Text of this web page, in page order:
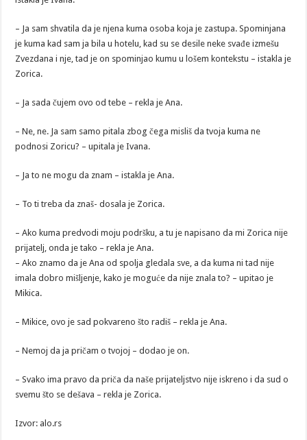
– Ja sam shvatila da je njena kuma osoba koja je zastupa. Spominjana
je kuma kad sam ja bila u hotelu, kad su se desile neke svađe izmešu
Zvezdana i nje, tad je on spominjao kumu u lošem kontekstu – istakla je
Zorica.
– Ja sada čujem ovo od tebe – rekla je Ana.
– Ne, ne. Ja sam samo pitala zbog čega misliš da tvoja kuma ne
podnosi Zoricu? – upitala je Ivana.
– Ja to ne mogu da znam – istakla je Ana.
– To ti treba da znaš- dosala je Zorica.
– Ako kuma predvodi moju podršku, a tu je napisano da mi Zorica nije
prijatelj, onda je tako – rekla je Ana.
– Ako znamo da je Ana od spolja gledala sve, a da kuma ni tad nije
imala dobro mišljenje, kako je moguće da nije znala to? – upitao je
Mikica.
– Mikice, ovo je sad pokvareno što radiš – rekla je Ana.
– Nemoj da ja pričam o tvojoj – dodao je on.
– Svako ima pravo da priča da naše prijateljstvo nije iskreno i da sud o
svemu što se dešava – rekla je Zorica.
Izvor: alo.rs